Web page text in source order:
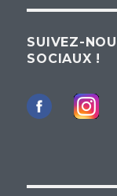
SUIVEZ-
SOCIAUX !